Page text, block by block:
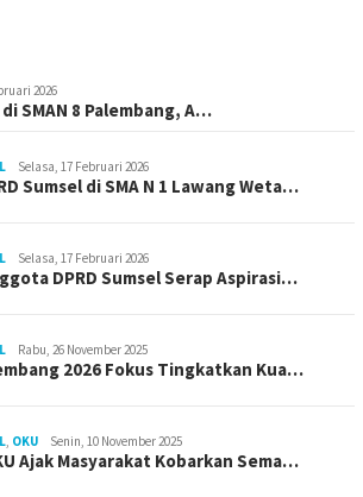
2026
di SMAN 8 Palembang, A…
Selasa, 17 Februari 2026
Sumsel di SMA N 1 Lawang Weta…
Selasa, 17 Februari 2026
DPRD Sumsel Serap Aspirasi…
Rabu, 26 November 2025
2026 Fokus Tingkatkan Kua…
, OKU Senin, 10 November 2025
Ajak Masyarakat Kobarkan Sema…